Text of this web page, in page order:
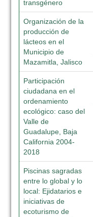
transgénero
Organización de la
producción de
lácteos en el
Municipio de
Mazamitla, Jalisco
Participación
ciudadana en el
ordenamiento
ecológico: caso del
Valle de
Guadalupe, Baja
California 2004-
2018
Piscinas sagradas
entre lo global y lo
local: Ejidatarios e
iniciativas de
ecoturismo de